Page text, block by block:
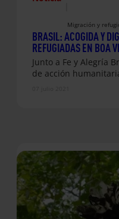
Migración y
BRASIL: ACOGIDA Y
REFUGIADAS EN BOA
Junto a Fe y Alegría
de acción